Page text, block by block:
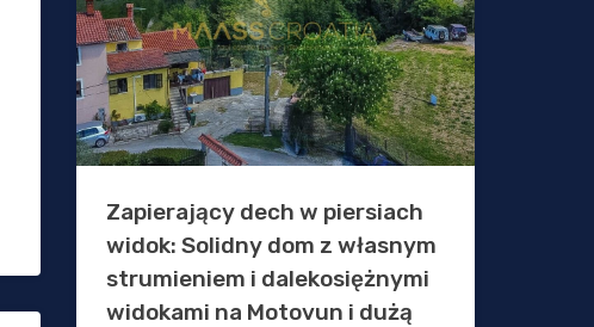
Zapierający dech w piersiach
widok: Solidny dom z własnym
strumieniem i dalekosiężnymi
widokami na Motovun i dużą